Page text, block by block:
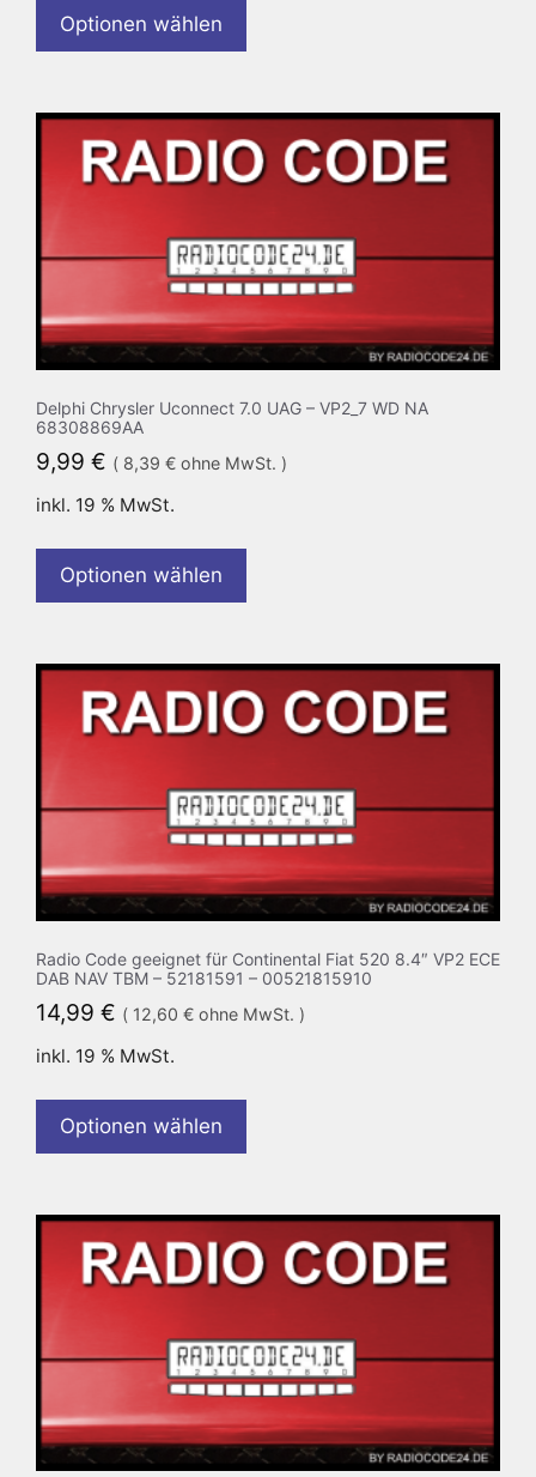
Optionen wählen
Delphi Chrysler Uconnect 7.0 UAG – VP2_7 WD NA
68308869AA
9,99 € ( 8,39 € ohne MwSt. )
inkl. 19 % MwSt.
Optionen wählen
Radio Code geeignet für Continental Fiat 520 8.4″ VP2 ECE
DAB NAV TBM – 52181591 – 00521815910
14,99 € ( 12,60 € ohne MwSt. )
inkl. 19 % MwSt.
Optionen wählen